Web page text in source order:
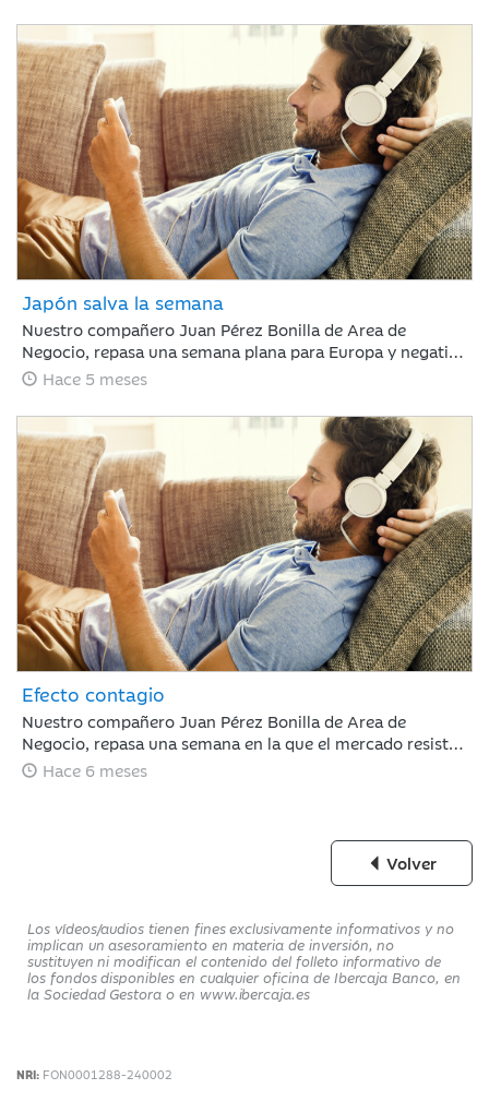
el foco en el software, y en comprar energía,
infraestructura o compañías industriales.
Japón salva la semana
Nuestro compañero Juan Pérez Bonilla de Area de
Negocio, repasa una semana plana para Europa y negativa
para Estados Unidos, en la que la renta variable japonesa
Hace 5 meses
Efecto contagio
Nuestro compañero Juan Pérez Bonilla de Area de
Negocio, repasa una semana en la que el mercado resiste
tras estar condicionado por el 'efecto contagio' entre el
Hace 6 meses
Volver
Los vídeos/audios tienen fines exclusivamente informativos y no
implican un asesoramiento en materia de inversión, no
sustituyen ni modifican el contenido del folleto informativo de
los fondos disponibles en cualquier oficina de Ibercaja Banco, en
la Sociedad Gestora o en www.ibercaja.es
NRI: FON0001288-240002